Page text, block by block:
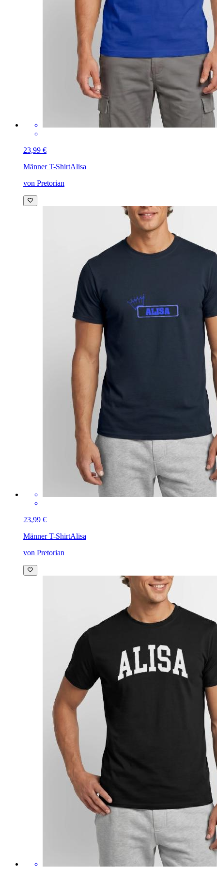
23,99 €
Männer T-ShirtAlisa
von Pretorian
23,99 €
Männer T-ShirtAlisa
von Pretorian